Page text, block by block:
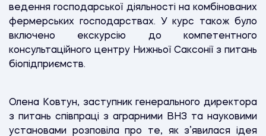
ведення господарської діяльності на комбінованих
фермерських господарствах. У курс також було
включено екскурсію до компетентного
консультаційного центру Нижньої Саксонії з питань
біопідприємств.
Олена Ковтун, заступник генерального директора
з питань співпраці з аграрними ВНЗ та науковими
установами розповіла про те, як з’явилася ідея